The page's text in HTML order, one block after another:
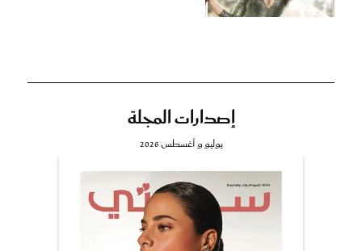
إصدارات المجلة
يوليو و أغسطس 2026